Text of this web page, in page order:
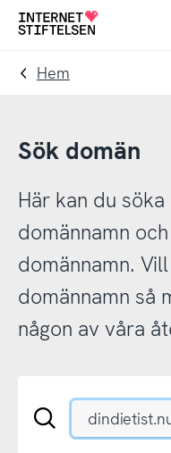
Till
navigering
Till
innehåll
Till
Hem
Sök domän
Här kan du
domännamn
domännamn.
domännamn så
någon av våra
Sök